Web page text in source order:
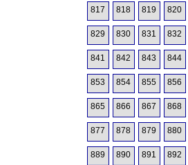
817 818 819 820
829 830 831 832
841 842 843 844
853 854 855 856
865 866 867 868
877 878 879 880
889 890 891 892